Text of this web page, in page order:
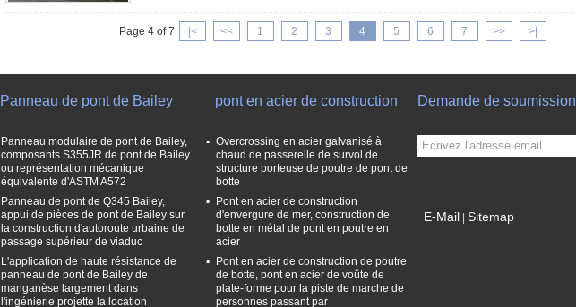
Page 4 of 7 |< << 1 2 3 4 5 6 7 >> >|
Panneau de pont de Bailey
Panneau modulaire de pont de Bailey,
composants S355JR de pont de Bailey
ou représentation mécanique
équivalente d'ASTM A572
Panneau de pont de Q345 Bailey,
appui de pièces de pont de Bailey sur
la construction d'autoroute urbaine de
passage supérieur de viaduc
L'application de haute résistance de
panneau de pont de Bailey de
manganèse largement dans
l'ingénierie projette la location
pont en acier de construction
Overcrossing en acier galvanisé à
chaud de passerelle de survol de
structure porteuse de poutre de pont de
botte
Pont en acier de construction
d'envergure de mer, construction de
botte en métal de pont en poutre en
acier
Pont en acier de construction de poutre
de botte, pont en acier de voûte de
plate-forme pour la piste de marche de
personnes passant par
Demande de soumission
E-Mail Sitemap